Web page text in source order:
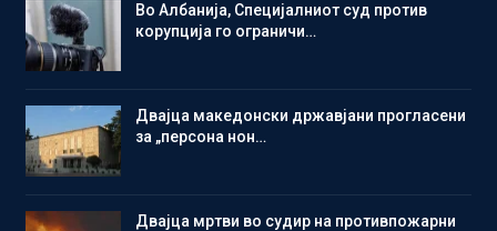
Во Албанија, Специјалниот суд против
корупција го ограничи…
Двајца македонски државјани прогласени
за „персона нон…
Двајца мртви во судир на противпожарни